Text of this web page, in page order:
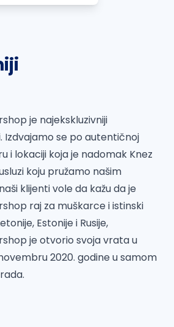
je najekskluzivniji
Izdvajamo se po autentičnoj
i lokaciji koja je nadomak Knez
koju pružamo našim
klijenti vole da kažu da je
raj za muškarce i istinski
Estonije i Rusije,
je otvorio svoja vrata u
2020. godine u samom